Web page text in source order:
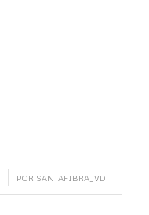
POR SANTAFIBRA_VD